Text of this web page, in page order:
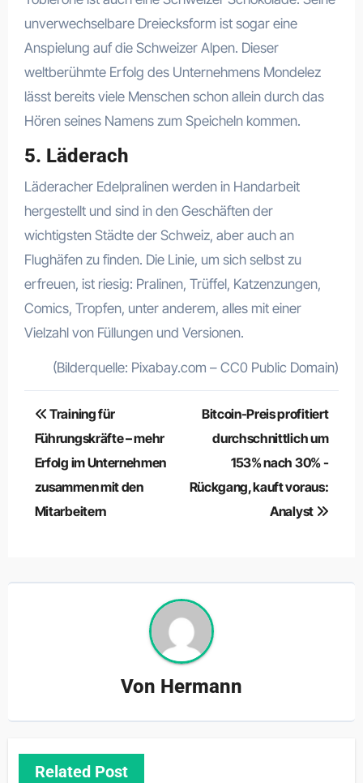
unverwechselbare Dreiecksform ist sogar eine
Anspielung auf die Schweizer Alpen. Dieser
weltberühmte Erfolg des Unternehmens Mondelez
lässt bereits viele Menschen schon allein durch das
Hören seines Namens zum Speicheln kommen.
5. Läderach
Läderacher Edelpralinen werden in Handarbeit
hergestellt und sind in den Geschäften der
wichtigsten Städte der Schweiz, aber auch an
Flughäfen zu finden. Die Linie, um sich selbst zu
erfreuen, ist riesig: Pralinen, Trüffel, Katzenzungen,
Comics, Tropfen, unter anderem, alles mit einer
Vielzahl von Füllungen und Versionen.
(Bilderquelle: Pixabay.com – CC0 Public Domain)
Beitragsnavigation
Training für
Führungskräfte – mehr
Erfolg im Unternehmen
zusammen mit den
Mitarbeitern
Bitcoin-Preis profitiert
durchschnittlich um
153% nach 30% -
Rückgang, kauft voraus:
Analyst
Von Hermann
Related Post